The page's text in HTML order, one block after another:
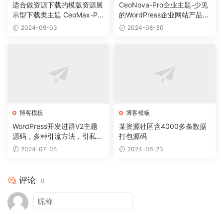
适合做资源下载的模版资源展
示型下载类主题 CeoMax-Pro
_v7.6 开心版
2024-09-03
CeoNova-Pro企业主题-少见
的WordPress企业网站产品展
示主题2024-08-30
博客模板
WordPress开发进群V2主题
源码，多种引流方法，引私域
二次变现
2024-07-05
博客模板
某资源社区含4000多条数据
打包源码
2024-06-23
评论 0